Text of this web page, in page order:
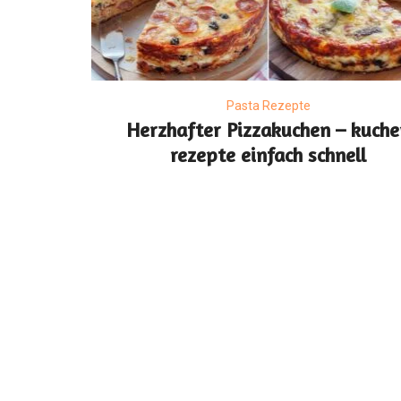
Pasta Rezepte
Herzhafter Pizzakuchen –
rezepte einfach schnell